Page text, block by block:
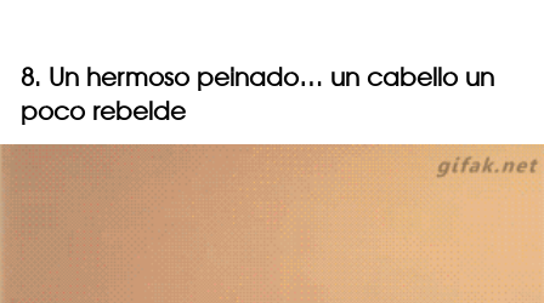
8. Un hermoso peinado… un cabello un
poco rebelde